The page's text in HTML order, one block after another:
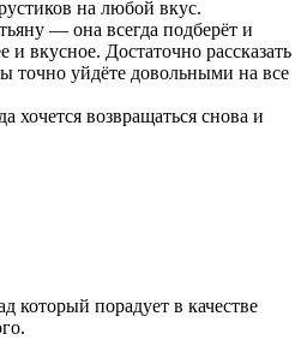
на любой вкус.
— она всегда подберёт и
и вкусное. Достаточно рассказать
точно уйдёте довольными на все
возвращаться снова и
который порадует в качестве